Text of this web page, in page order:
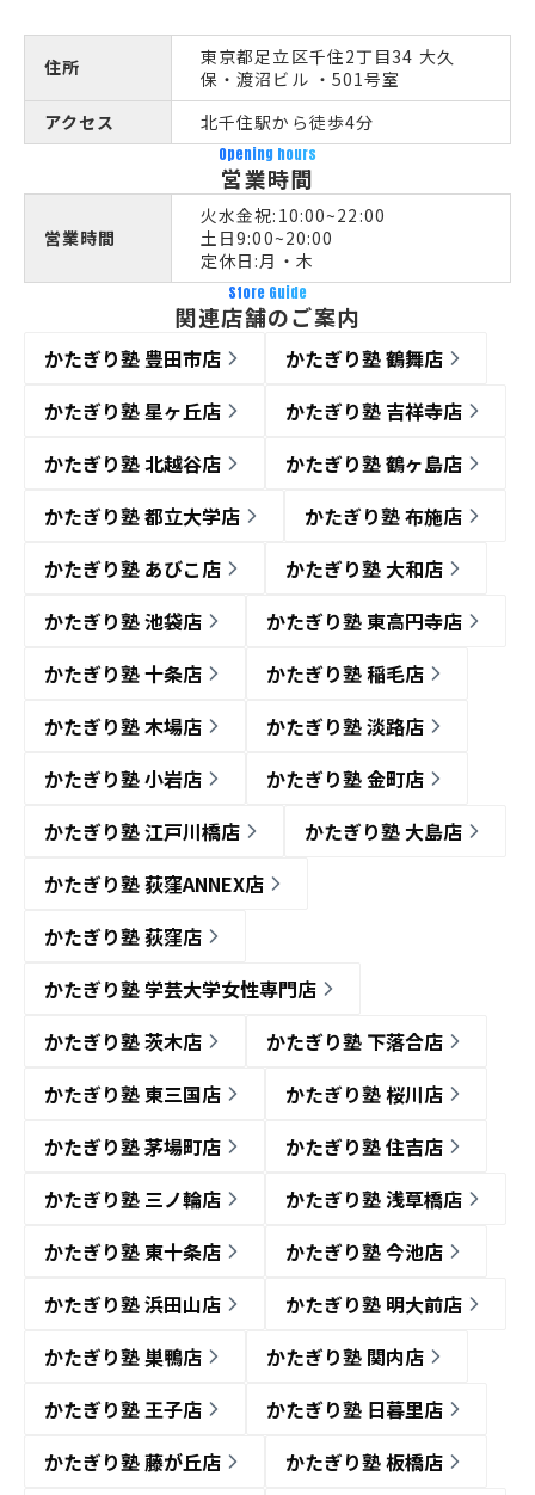
住所
東京都足立区千住2丁目34 大久
保・渡沼ビル ・501号室
アクセス
北千住駅から徒歩4分
Opening hours
営業時間
営業時間
火水金祝:10:00~22:00
土日9:00~20:00
定休日:月・木
Store Guide
関連店舗のご案内
かたぎり塾 豊田市店
かたぎり塾 鶴舞店
かたぎり塾 星ヶ丘店
かたぎり塾 吉祥寺店
かたぎり塾 北越谷店
かたぎり塾 鶴ヶ島店
かたぎり塾 都立大学店
かたぎり塾 布施店
かたぎり塾 あびこ店
かたぎり塾 大和店
かたぎり塾 池袋店
かたぎり塾 東高円寺店
かたぎり塾 十条店
かたぎり塾 稲毛店
かたぎり塾 木場店
かたぎり塾 淡路店
かたぎり塾 小岩店
かたぎり塾 金町店
かたぎり塾 江戸川橋店
かたぎり塾 大島店
かたぎり塾 荻窪ANNEX店
かたぎり塾 荻窪店
かたぎり塾 学芸大学女性専門店
かたぎり塾 茨木店
かたぎり塾 下落合店
かたぎり塾 東三国店
かたぎり塾 桜川店
かたぎり塾 茅場町店
かたぎり塾 住吉店
かたぎり塾 三ノ輪店
かたぎり塾 浅草橋店
かたぎり塾 東十条店
かたぎり塾 今池店
かたぎり塾 浜田山店
かたぎり塾 明大前店
かたぎり塾 巣鴨店
かたぎり塾 関内店
かたぎり塾 王子店
かたぎり塾 日暮里店
かたぎり塾 藤が丘店
かたぎり塾 板橋店